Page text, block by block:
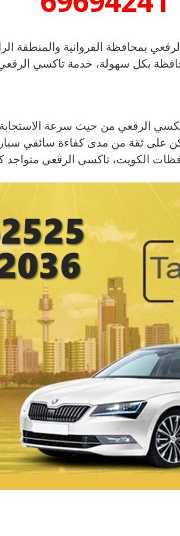
بمحافظة الفروانية والمنطقة
بكل سهولة، خدمة تاكسي الرقعي
الرقعي من حيث سرعة
على ثقة من مدى كفاءة سائقي
الكويت، تاكسي الرقعي متواجد كل